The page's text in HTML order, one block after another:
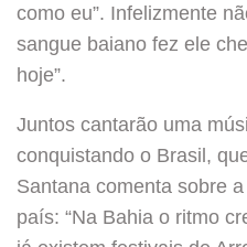
como eu”. Infelizmente
sangue baiano fez ele
hoje”.
Juntos cantarão uma
conquistando o Brasil,
Santana comenta sobre
país: “Na Bahia o ritmo